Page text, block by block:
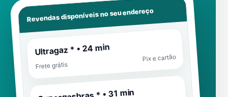
Revendas disponíveis no seu endereço
Ultragaz * • 24 min
Frete grátis
Pix e cartão